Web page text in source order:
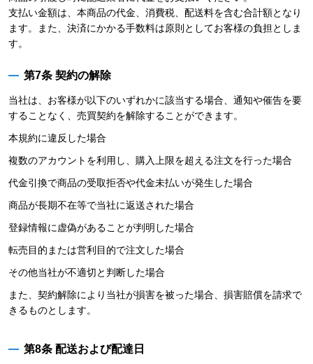
支払い金額は、本商品の代金、消費税、配送料を含む合計額となり
ます。また、決済にかかる手数料は原則としてお客様の負担としま
す。
第7条 契約の解除
当社は、お客様が以下のいずれかに該当する場合、通知や催告を要
することなく、売買契約を解除することができます。
本規約に違反した場合
複数のアカウントを利用し、購入上限を超える注文を行った場合
代金引換で商品の受取拒否や代金未払いが発生した場合
商品が長期不在等で当社に返送された場合
登録情報に虚偽があることが判明した場合
転売目的または営利目的で注文した場合
その他当社が不適切と判断した場合
また、契約解除により当社が損害を被った場合、損害賠償を請求で
きるものとします。
第8条 配送および配達日